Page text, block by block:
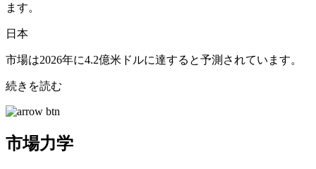
ます。
日本
市場は2026年に4.2億米ドルに達すると予測されています。
続きを読む
市場力学